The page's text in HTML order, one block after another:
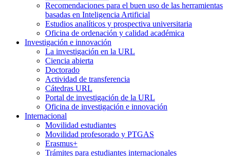
Recomendaciones para el buen uso de las herramientas
basadas en Inteligencia Artificial
Estudios analíticos y prospectiva universitaria
Oficina de ordenación y calidad académica
Investigación e innovación
La investigación en la URL
Ciencia abierta
Doctorado
Actividad de transferencia
Cátedras URL
Portal de investigación de la URL
Oficina de investigación e innovación
Internacional
Movilidad estudiantes
Movilidad profesorado y PTGAS
Erasmus+
Trámites para estudiantes internacionales